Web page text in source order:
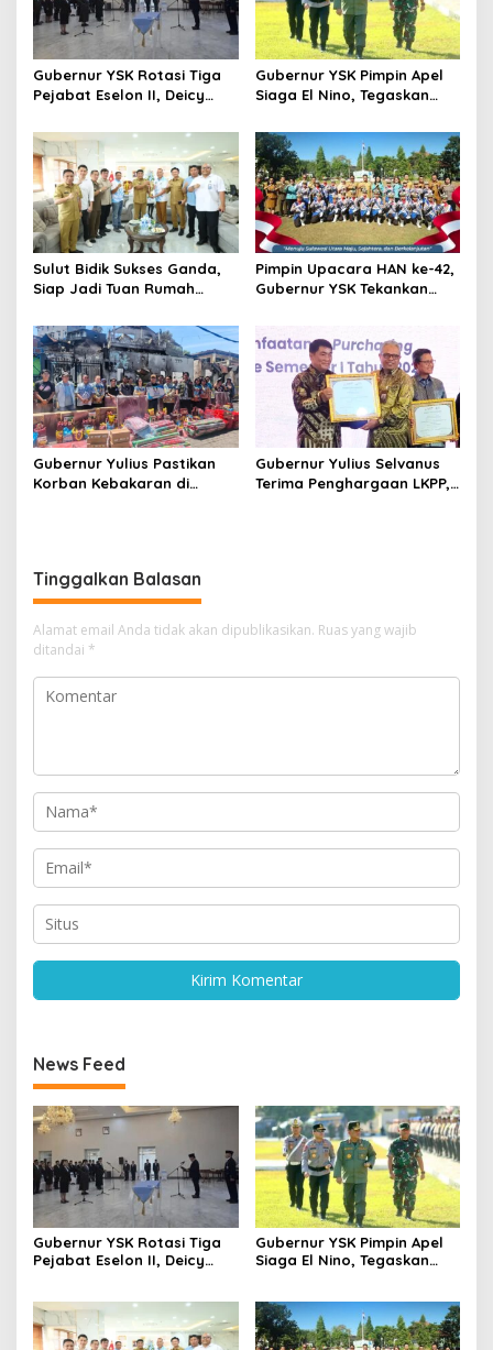
Gubernur YSK Rotasi Tiga
Pejabat Eselon II, Deicy
Femmy Suluh Pimpin Dishub
Gubernur YSK Pimpin Apel
Siaga El Nino, Tegaskan
Sebelum Bencana
Sulut Bidik Sukses Ganda,
Siap Jadi Tuan Rumah
II di Tompaso
Pimpin Upacara HAN ke-42,
Gubernur YSK Tekankan
Gubernur Yulius Pastikan
Korban Kebakaran di
Gubernur Yulius Selvanus
Terima Penghargaan LKPP,
Tinggalkan Balasan
Alamat email Anda tidak akan dipublikasikan. Ruas yang wajib
ditandai *
News Feed
Gubernur YSK Rotasi Tiga
Pejabat Eselon II, Deicy
Gubernur YSK Pimpin Apel
Siaga El Nino, Tegaskan